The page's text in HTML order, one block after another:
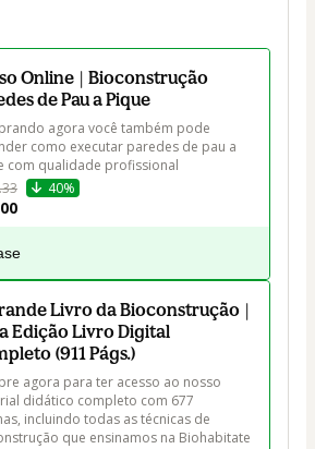
Online | Bioconstrução
de Pau a Pique
agora você também pode
como executar paredes de pau a
com qualidade profissional
40%
Livro da Bioconstrução |
Edição Livro Digital
(911 Págs.)
agora para ter acesso ao nosso
didático completo com 677
incluindo todas as técnicas de
que ensinamos na Biohabitate